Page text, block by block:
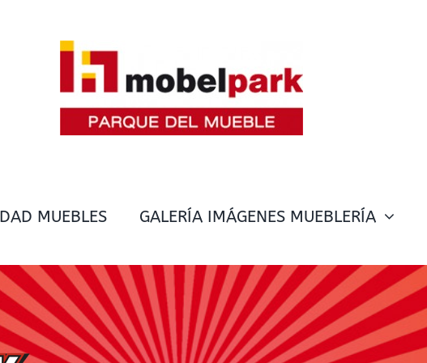
MUEBLES GALERÍA IMÁGENES MUEBLERÍA